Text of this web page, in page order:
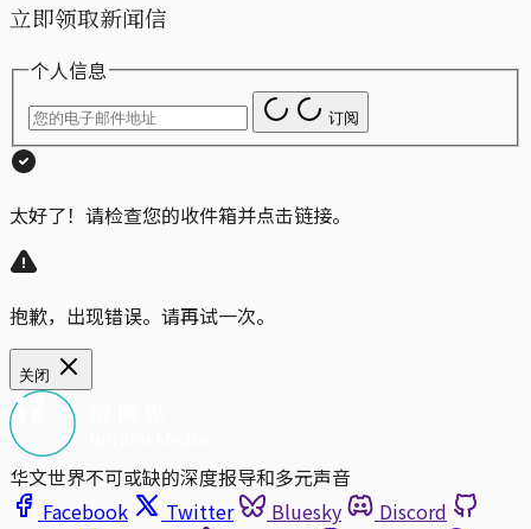
立即领取新闻信
个人信息
订阅
太好了！请检查您的收件箱并点击链接。
抱歉，出现错误。请再试一次。
关闭
华文世界不可或缺的深度报导和多元声音
Facebook
Twitter Bluesky
Discord